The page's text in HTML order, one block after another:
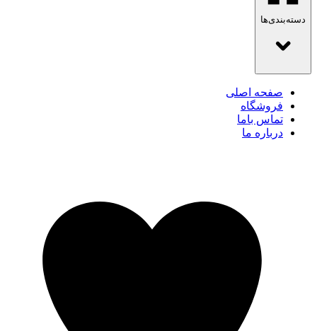
دسته‌بندی‌ها
صفحه اصلی
فروشگاه
تماس باما
درباره ما